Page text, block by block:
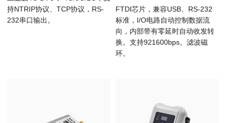
持NTRIP协议、TCP协议，RS-
232串口输出。
FTDI芯片，兼容USB、RS-232
标准，I/O电路自动控制数据流
向，内部带有零延时自动收发转
换。支持921600bps。滤波磁
环。